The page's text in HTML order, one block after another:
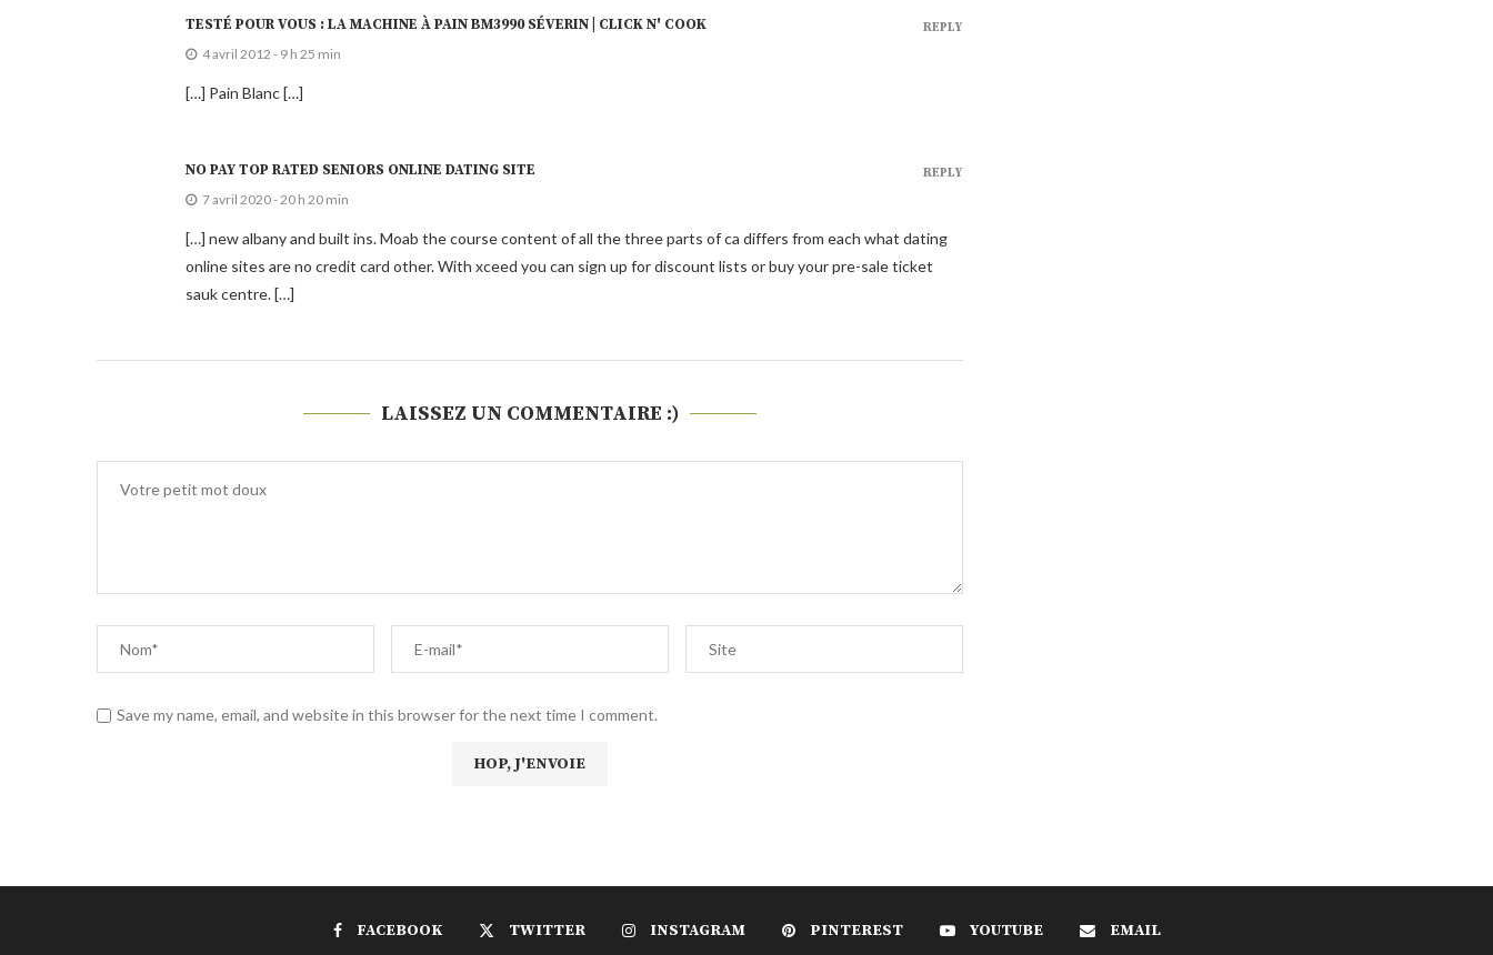
TESTÉ POUR VOUS : LA MACHINE À PAIN BM3990 SÉVERIN | CLICK N' COOK
4 avril 2012 - 9 h 25 min
[…] Pain Blanc […]
REPLY
NO PAY TOP RATED SENIORS ONLINE DATING SITE
7 avril 2020 - 20 h 20 min
[…] new albany and built ins. Moab the course content of all the three parts of ca differs from each what dating
online sites are no credit card other. With xceed you can sign up for discount lists or buy your pre-sale ticket
sauk centre. […]
REPLY
LAISSEZ UN COMMENTAIRE :)
Save my name, email, and website in this browser for the next time I comment.
FACEBOOK TWITTER INSTAGRAM PINTEREST YOUTUBE EMAIL